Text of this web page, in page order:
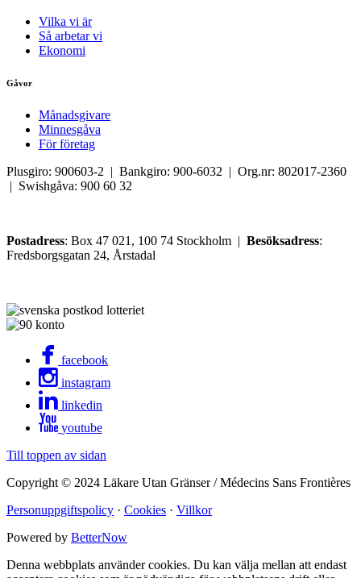
Vilka vi är
Så arbetar vi
Ekonomi
Gåvor
Månadsgivare
Minnesgåva
För företag
Plusgiro: 900603-2 | Bankgiro: 900-6032 | Org.nr: 802017-2360
| Swishgåva: 900 60 32
Postadress: Box 47 021, 100 74 Stockholm | Besöksadress:
Fredsborgsgatan 24, Årstadal
facebook
instagram
linkedin
youtube
Till toppen av sidan
Copyright © 2024 Läkare Utan Gränser / Médecins Sans Frontières
Personuppgiftspolicy · Cookies · Villkor
Powered by BetterNow
Denna webbplats använder cookies. Du kan välja mellan att endast